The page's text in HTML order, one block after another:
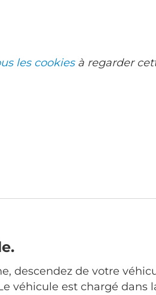
les cookiesà regarder
descendez de votre
véhicule est chargé dans